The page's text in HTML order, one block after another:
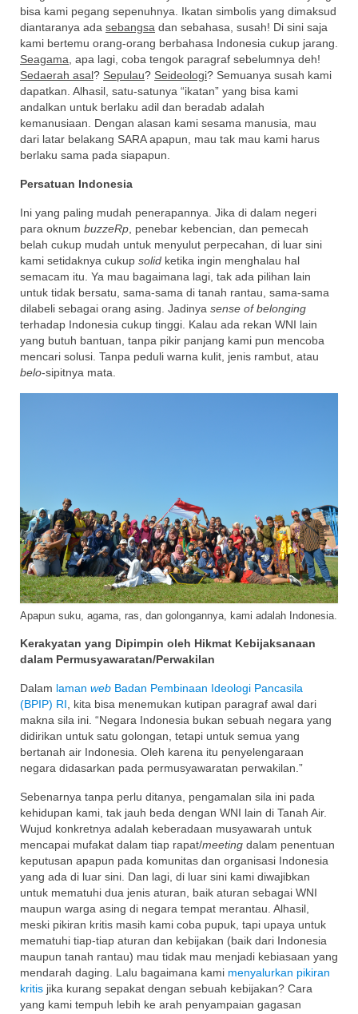
bisa kami pegang sepenuhnya. Ikatan simbolis yang dimaksud
diantaranya ada sebangsa dan sebahasa, susah! Di sini saja
kami bertemu orang-orang berbahasa Indonesia cukup jarang.
Seagama, apa lagi, coba tengok paragraf sebelumnya deh!
Sedaerah asal? Sepulau? Seideologi? Semuanya susah kami
dapatkan. Alhasil, satu-satunya “ikatan” yang bisa kami
andalkan untuk berlaku adil dan beradab adalah
kemanusiaan. Dengan alasan kami sesama manusia, mau
dari latar belakang SARA apapun, mau tak mau kami harus
berlaku sama pada siapapun.
Persatuan Indonesia
Ini yang paling mudah penerapannya. Jika di dalam negeri
para oknum buzzeRp, penebar kebencian, dan pemecah
belah cukup mudah untuk menyulut perpecahan, di luar sini
kami setidaknya cukup solid ketika ingin menghalau hal
semacam itu. Ya mau bagaimana lagi, tak ada pilihan lain
untuk tidak bersatu, sama-sama di tanah rantau, sama-sama
dilabeli sebagai orang asing. Jadinya sense of belonging
terhadap Indonesia cukup tinggi. Kalau ada rekan WNI lain
yang butuh bantuan, tanpa pikir panjang kami pun mencoba
mencari solusi. Tanpa peduli warna kulit, jenis rambut, atau
belo-sipitnya mata.
Apapun suku, agama, ras, dan golongannya, kami adalah Indonesia.
Kerakyatan yang Dipimpin oleh Hikmat Kebijaksanaan
dalam Permusyawaratan/Perwakilan
Dalam laman web Badan Pembinaan Ideologi Pancasila
(BPIP) RI, kita bisa menemukan kutipan paragraf awal dari
makna sila ini. “Negara Indonesia bukan sebuah negara yang
didirikan untuk satu golongan, tetapi untuk semua yang
bertanah air Indonesia. Oleh karena itu penyelengaraan
negara didasarkan pada permusyawaratan perwakilan.”
Sebenarnya tanpa perlu ditanya, pengamalan sila ini pada
kehidupan kami, tak jauh beda dengan WNI lain di Tanah Air.
Wujud konkretnya adalah keberadaan musyawarah untuk
mencapai mufakat dalam tiap rapat/meeting dalam penentuan
keputusan apapun pada komunitas dan organisasi Indonesia
yang ada di luar sini. Dan lagi, di luar sini kami diwajibkan
untuk mematuhi dua jenis aturan, baik aturan sebagai WNI
maupun warga asing di negara tempat merantau. Alhasil,
meski pikiran kritis masih kami coba pupuk, tapi upaya untuk
mematuhi tiap-tiap aturan dan kebijakan (baik dari Indonesia
maupun tanah rantau) mau tidak mau menjadi kebiasaan yang
mendarah daging. Lalu bagaimana kami menyalurkan pikiran
kritis jika kurang sepakat dengan sebuah kebijakan? Cara
yang kami tempuh lebih ke arah penyampaian gagasan